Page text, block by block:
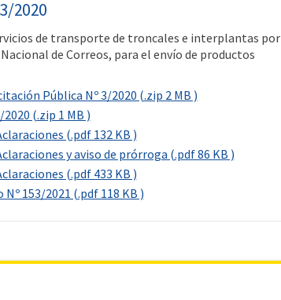
2020
de transporte de troncales e interplantas por
de Correos, para el envío de productos
Pública Nº 3/2020 (.zip 2 MB )
(.zip 1 MB )
(.pdf 132 KB )
y aviso de prórroga (.pdf 86 KB )
(.pdf 433 KB )
153/2021 (.pdf 118 KB )